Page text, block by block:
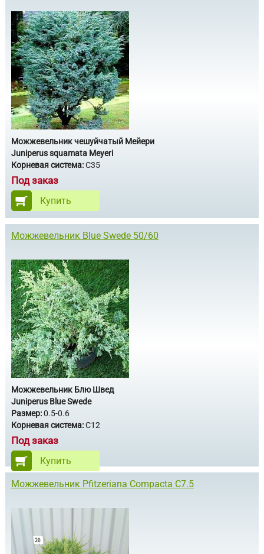
Можжевельник чешуйчатый Мейери
Juniperus squamata Meyeri
Корневая система:С35
Под заказ
Купить
Можжевельник Blue Swede 50/60
Можжевельник Блю Швед
Juniperus Blue Swede
Размер:0.5-0.6
Корневая система:С12
Под заказ
Купить
Можжевельник Pfitzeriana Compacta С7.5